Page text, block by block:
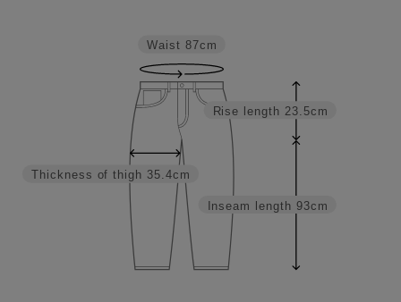
Inseam length 93cm
Rise length 23.5cm
Thickness of thigh 35.4cm
Waist 87cm